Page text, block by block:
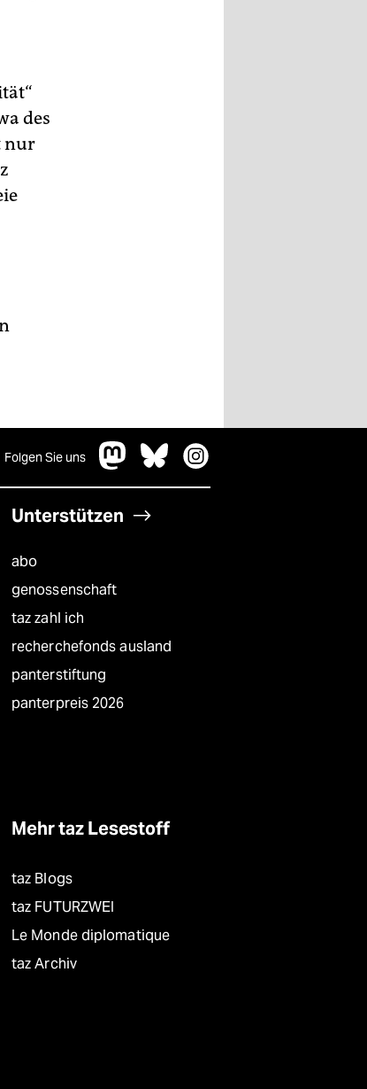
des
nur
Folgen Sie uns
Unterstützen
abo
genossenschaft
taz zahl ich
recherchefonds ausland
panterstiftung
panterpreis 2026
Mehr taz Lesestoff
taz Blogs
taz FUTURZWEI
Le Monde diplomatique
taz Archiv